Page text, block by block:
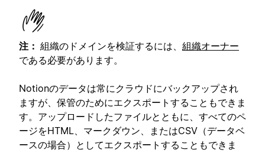
注： 組織のドメインを検証するには、 組織オーナー
である必要があります。
Notionのデータは常にクラウドにバックアップされ
ますが、保管のためにエクスポートすることもできま
す。アップロードしたファイルとともに、すべてのペ
ージをHTML、マークダウン、またはCSV（データベ
ースの場合）としてエクスポートすることもできま